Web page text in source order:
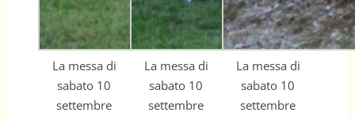
La messa di
sabato 10
settembre
La messa di
sabato 10
settembre
La messa di
sabato 10
settembre